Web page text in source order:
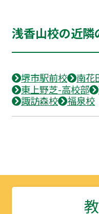
浅香山校の近隣
堺市駅前校 南花
東上野芝-高校部
諏訪森校
福泉校